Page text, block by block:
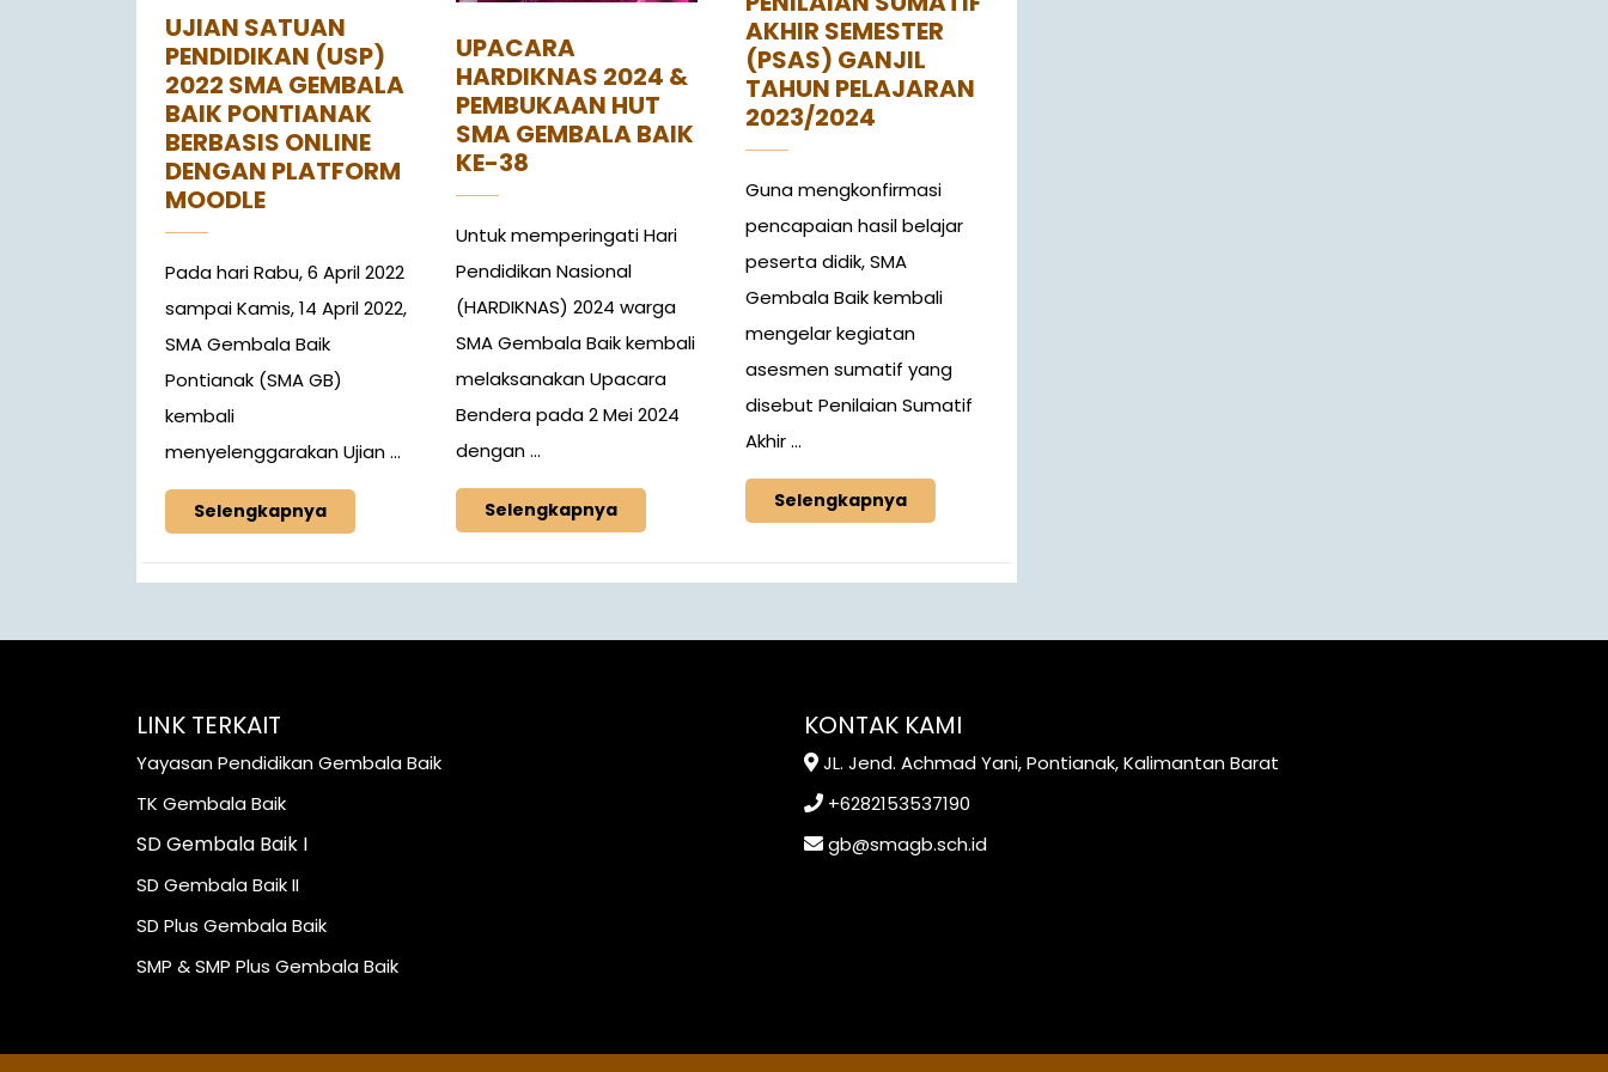
UJIAN SATUAN
PENDIDIKAN (USP)
2022 SMA GEMBALA
BAIK PONTIANAK
BERBASIS ONLINE
DENGAN PLATFORM
MOODLE
Pada hari Rabu, 6 April 2022
sampai Kamis, 14 April 2022,
SMA Gembala Baik
Pontianak (SMA GB)
kembali
menyelenggarakan Ujian ...
Selengkapnya
UPACARA
HARDIKNAS 2024 &
PEMBUKAAN HUT
SMA GEMBALA BAIK
KE-38
Untuk memperingati Hari
Pendidikan Nasional
(HARDIKNAS) 2024 warga
SMA Gembala Baik kembali
melaksanakan Upacara
Bendera pada 2 Mei 2024
dengan ...
Selengkapnya
AKHIR SEMESTER
(PSAS) GANJIL
TAHUN PELAJARAN
2023/2024
Guna mengkonfirmasi
pencapaian hasil belajar
peserta didik, SMA
Gembala Baik kembali
mengelar kegiatan
asesmen sumatif yang
disebut Penilaian Sumatif
Akhir ...
Selengkapnya
LINK TERKAIT
Yayasan Pendidikan Gembala Baik
TK Gembala Baik
SD Gembala Baik I
SD Gembala Baik II
SD Plus Gembala Baik
SMP & SMP Plus Gembala Baik
KONTAK KAMI
JL. Jend. Achmad Yani, Pontianak, Kalimantan Barat
+6282153537190
gb@smagb.sch.id